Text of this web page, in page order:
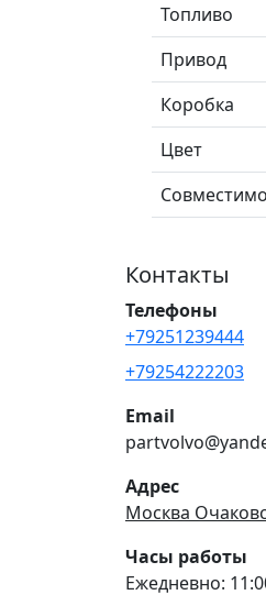
Топливо
Привод
Коробка
Цвет
Контакты
Телефоны
+79251239444
+79254222203
Email
Адрес
Москва
Часы работы
Ежедневно: